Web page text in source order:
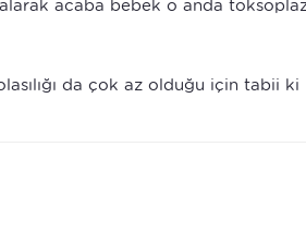
acaba bebek o anda
da çok az olduğu için tabii ki